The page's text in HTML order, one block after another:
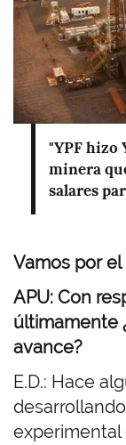
"YPF hizo
minera
salares
Vamos por el
APU: Con
últimamente
avance?
E.D.: Hace
experimental